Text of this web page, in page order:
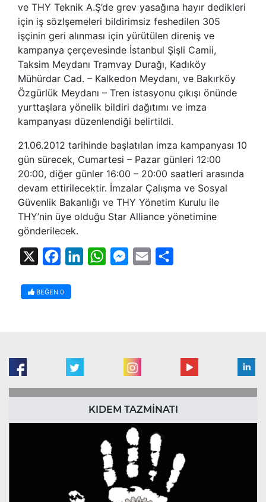
ve THY Teknik A.Ş’de grev yasağına hayır dedikleri
için iş sözlşemeleri bildirimsiz feshedilen 305
işçinin geri alınması için yürütülen direniş ve
kampanya çerçevesinde İstanbul Şişli Camii,
Taksim Meydanı Tramvay Durağı, Kadıköy
Mühürdar Cad. – Kalkedon Meydanı, ve Bakırköy
Özgürlük Meydanı – Tren istasyonu çıkışı önünde
yurttaşlara yönelik bildiri dağıtımı ve imza
kampanyası düzenlendiği belirtildi.
21.06.2012 tarihinde başlatılan imza kampanyası 10
gün sürecek, Cumartesi – Pazar günleri 12:00
20:00, diğer günler 16:00 – 20:00 saatleri arasında
devam ettirilecektir. İmzalar Çalışma ve Sosyal
Güvenlik Bakanlığı ve THY Yönetim Kurulu ile
THY’nin üye olduğu Star Alliance yönetimine
gönderilecek.
FacebookLinkedInWhatsAppMessenger
Email
BEĞEN 0
KIDEM TAZMİNATI